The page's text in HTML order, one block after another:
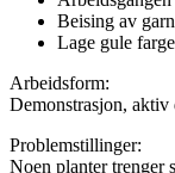
Beising av
Lage gule
Arbeidsform:
Demonstrasjon, aktiv
Problemstillinger:
Noen planter trenger